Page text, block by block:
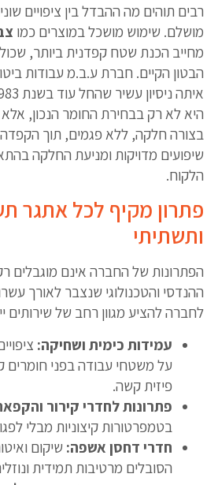
רבים תוהים מה ההבדל בין ציפויים
מושלם. שימוש מושכל במוצרים כמו
מחייב הכנת שטח קפדנית ביותר,
הבטון הקיים. חברת ע.ב.מ עבודות
היא לא רק בבחירת החומר הנכון, אלא
בצורה חלקה, ללא פגמים, תוך הקפדה
שיפועים מדויקות ומניעת החלקה
הלקוח.
פתרון מקיף לכל אתגר
ותשתיתי
הפתרונות של החברה אינם מוגבלים
ההנדסי והטכנולוגי שנצבר לאורך
לחברה להציע מגוון רחב של שירותים
עמידות כימית ושחיקה:
על משטחי עבודה בפני חומרים
פיזית קשה.
פתרונות לחדרי קירור
בטמפרטורות קיצוניות מבלי
חדרי דחסן אשפה:שיקום
הסובלים מרטיבות תמידית